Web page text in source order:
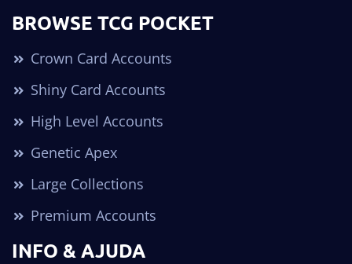
BROWSE TCG POCKET
Crown Card Accounts
Shiny Card Accounts
High Level Accounts
Genetic Apex
Large Collections
Premium Accounts
INFO & AJUDA